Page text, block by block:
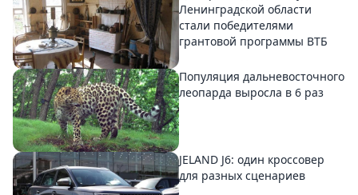
Ленинградской области
стали победителями
грантовой программы ВТБ
Популяция дальневосточного
леопарда выросла в 6 раз
JELAND J6: один кроссовер
для разных сценариев